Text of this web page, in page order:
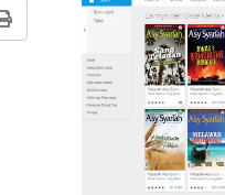
Print